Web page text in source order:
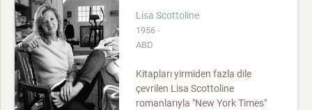
Lisa Scottoline
1956 -
ABD
Kitapları yirmiden fazla dile
çevrilen Lisa Scottoline
romanlarıyla "New York Times"